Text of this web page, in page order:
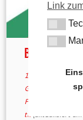
Birglandtrail
14. März 2022
Gastronomie
Fürnried
tk(aktualisiert am
Link
Technical